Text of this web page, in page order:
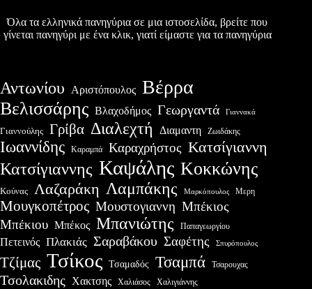
Όλα τα ελληνικά πανηγύρια σε μια ιστοσελίδα, βρείτε που
γίνεται πανηγύρι με ένα κλικ, γιατί είμαστε για τα πανηγύρια
Αντωνίου Αριστόπουλος Βέρρα
Βελισσάρης Βλαχοδήμος Γεωργαντά Γιαννακά
Γιαννούλης Γρίβα Διαλεχτή Διαμαντη Ζωιδάκης
Ιωαννίδης Καραμπά Καραχρήστος Κατσίγιαννη
Κατσίγιαννης Καψάλης Κοκκώνης
Κούνας Λαζαράκη Λαμπάκης Μαρκόπουλος Μερη
Μουγκοπέτρος Μουστογιαννη Μπέκιος
Μπέκιου Μπέκος Μπανιώτης Παπαγεωργίου
Πετεινός Πλακιάς Σαραβάκου Σαφέτης Σπυρόπουλος
Τζίμας Τσίκος Τσαμαδός Τσαμπά Τσαρουχας
Τσολακιδης Χακτσης Χαλιάσος Χαλιγιάννης